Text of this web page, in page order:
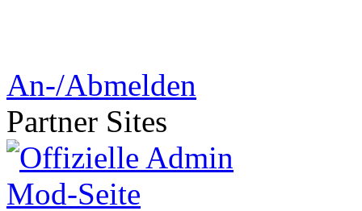
An-/Abmelden
Partner Sites